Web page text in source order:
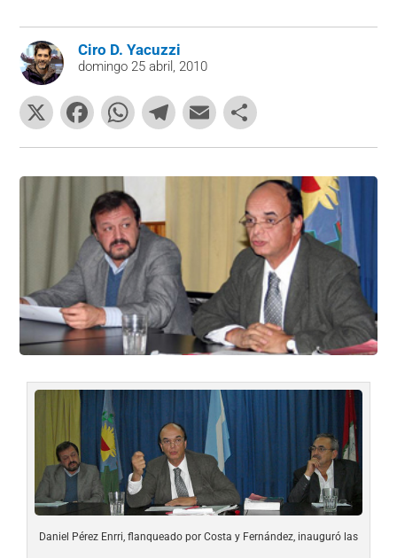
Ciro D. Yacuzzi
domingo 25 abril, 2010
X
F
a
c
e
b
o
o
k
W
h
at
s
A
p
p
T
el
e
m
E
m
ai
o
m
p
ar
tir
Daniel Pérez Enrri, flanqueado por Costa y Fernández, inauguró las